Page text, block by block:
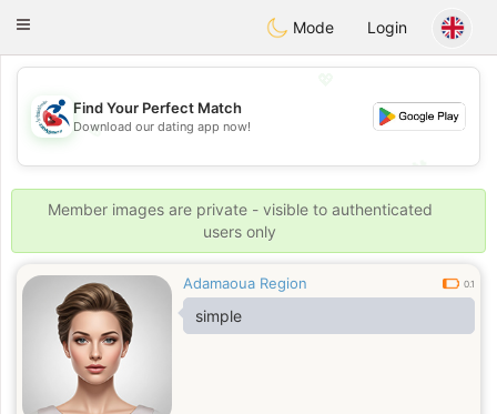
Handi Space
Toggle
Mode Login
💖
💕
Find Your Perfect Match
Download our dating app now!
Member images are private - visible to authenticated
users only
Adamaoua Region 0.1
simple